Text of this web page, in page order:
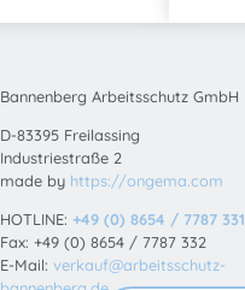
Bannenberg Arbeitsschutz GmbH
D-83395 Freilassing
Industriestraße 2
made by https://ongema.com
HOTLINE: +49 (0) 8654 / 7787 331
Fax: +49 (0) 8654 / 7787 332
E-Mail: verkauf@arbeitsschutz-